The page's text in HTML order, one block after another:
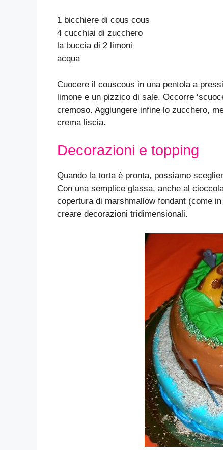
1 bicchiere di cous cous
4 cucchiai di zucchero
la buccia di 2 limoni
acqua
Cuocere il couscous in una pentola a
limone e un pizzico di sale. Occorre
cremoso. Aggiungere infine lo zucchero,
crema liscia.
Decorazioni e topping
Quando la torta è pronta, possiamo
Con una semplice glassa, anche al
copertura di marshmallow fondant (come
creare decorazioni tridimensionali.